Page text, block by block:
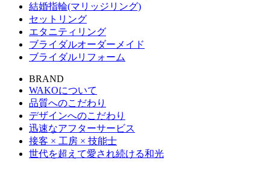
結婚指輪(マリッジリング)
セットリング
エタニティリング
ブライダルオーダーメイド
ブライダルリフォーム
BRAND
WAKOについて
品質へのこだわり
デザインへのこだわり
迅速なアフターサービス
接客 × 工房 × 技能士
世代を超えて愛され続ける和光